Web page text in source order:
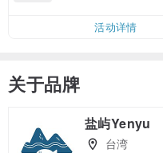
活动详情
关于品牌
盐屿Yenyu
台湾